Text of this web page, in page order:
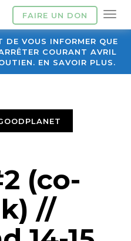
FAIRE UN DON
DE VOUS INFORMER QUE
COURANT AVRIL
EN SAVOIR PLUS.
(co-
//